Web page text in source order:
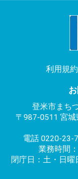
利用規約
登米市まち
〒987-0511 宮
電話 0220-
業務時間
閉庁日：土・日曜